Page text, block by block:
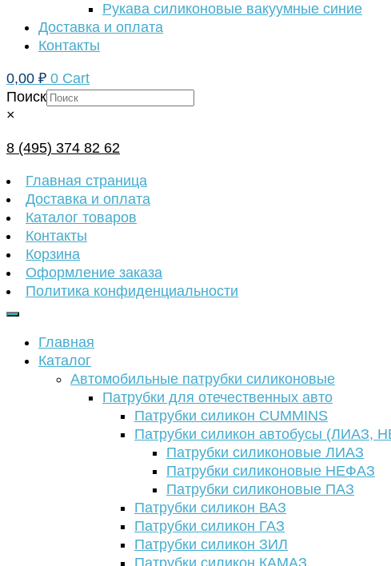
Рукава силиконовые вакуумные синие
Доставка и оплата
Контакты
0,00 ₽ 0 Cart
Поиск
×
8 (495) 374 82 62
Главная страница
Доставка и оплата
Каталог товаров
Контакты
Корзина
Оформление заказа
Политика конфиденциальности
Главная
Каталог
Автомобильные патрубки силиконовые
Патрубки для отечественных авто
Патрубки силикон CUMMINS
Патрубки силикон автобусы (ЛИАЗ,
Патрубки силиконовые ЛИАЗ
Патрубки силиконовые НЕФАЗ
Патрубки силиконовые ПАЗ
Патрубки силикон ВАЗ
Патрубки силикон ГАЗ
Патрубки силикон ЗИЛ
Патрубки силикон КАМАЗ